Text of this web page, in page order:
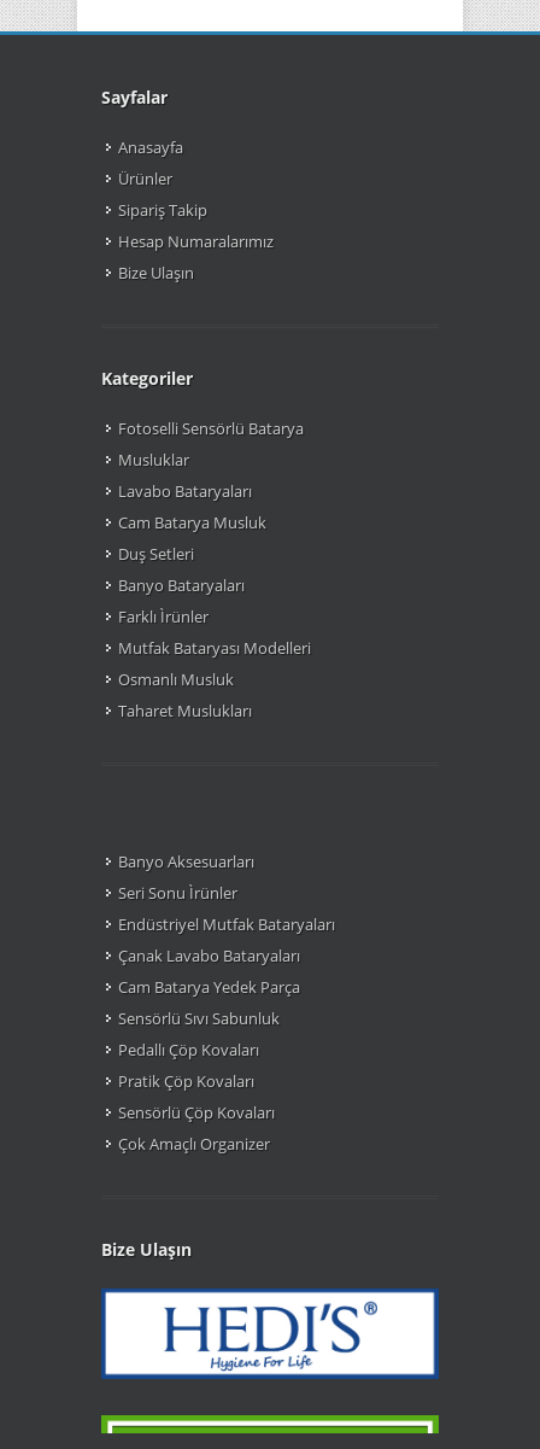
Sayfalar
Anasayfa
Ürünler
Sipariş Takip
Hesap Numaralarımız
Bize Ulaşın
Kategoriler
Fotoselli Sensörlü Batarya
Musluklar
Lavabo Bataryaları
Cam Batarya Musluk
Duş Setleri
Banyo Bataryaları
Farklı Ìrünler
Mutfak Bataryası Modelleri
Osmanlı Musluk
Taharet Muslukları
Banyo Aksesuarları
Seri Sonu Ìrünler
Endüstriyel Mutfak Bataryaları
Çanak Lavabo Bataryaları
Cam Batarya Yedek Parça
Sensörlü Sıvı Sabunluk
Pedallı Çöp Kovaları
Pratik Çöp Kovaları
Sensörlü Çöp Kovaları
Çok Amaçlı Organizer
Bize Ulaşın